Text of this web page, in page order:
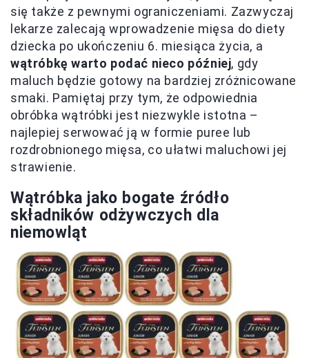
się także z pewnymi ograniczeniami. Zazwyczaj
lekarze zalecają wprowadzenie mięsa do diety
dziecka po ukończeniu 6. miesiąca życia, a
wątróbkę warto podać nieco później, gdy
maluch będzie gotowy na bardziej zróżnicowane
smaki. Pamiętaj przy tym, że odpowiednia
obróbka wątróbki jest niezwykle istotna –
najlepiej serwować ją w formie puree lub
rozdrobnionego mięsa, co ułatwi maluchowi jej
strawienie.
Wątróbka jako bogate źródło
składników odżywczych dla
niemowląt